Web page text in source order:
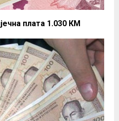
плата 1.030 КМ